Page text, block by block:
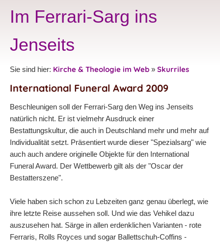
Im Ferrari-Sarg ins
Jenseits
Sie sind hier: Kirche & Theologie im Web » Skurriles
International Funeral Award 2009
Beschleunigen soll der Ferrari-Sarg den Weg ins Jenseits
natürlich nicht. Er ist vielmehr Ausdruck einer
Bestattungskultur, die auch in Deutschland mehr und mehr auf
Individualität setzt. Präsentiert wurde dieser "Spezialsarg" wie
auch auch andere originelle Objekte für den International
Funeral Award. Der Wettbewerb gilt als der "Oscar der
Bestatterszene".
Viele haben sich schon zu Lebzeiten ganz genau überlegt, wie
ihre letzte Reise aussehen soll. Und wie das Vehikel dazu
auszusehen hat. Särge in allen erdenklichen Varianten - rote
Ferraris, Rolls Royces und sogar Ballettschuh-Coffins -